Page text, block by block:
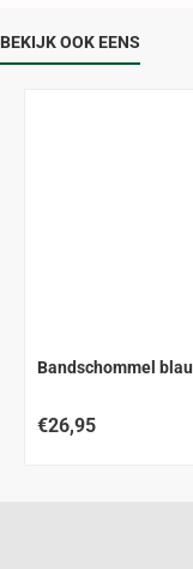
BEKIJK OOK EENS
Bandschommel
€26,95